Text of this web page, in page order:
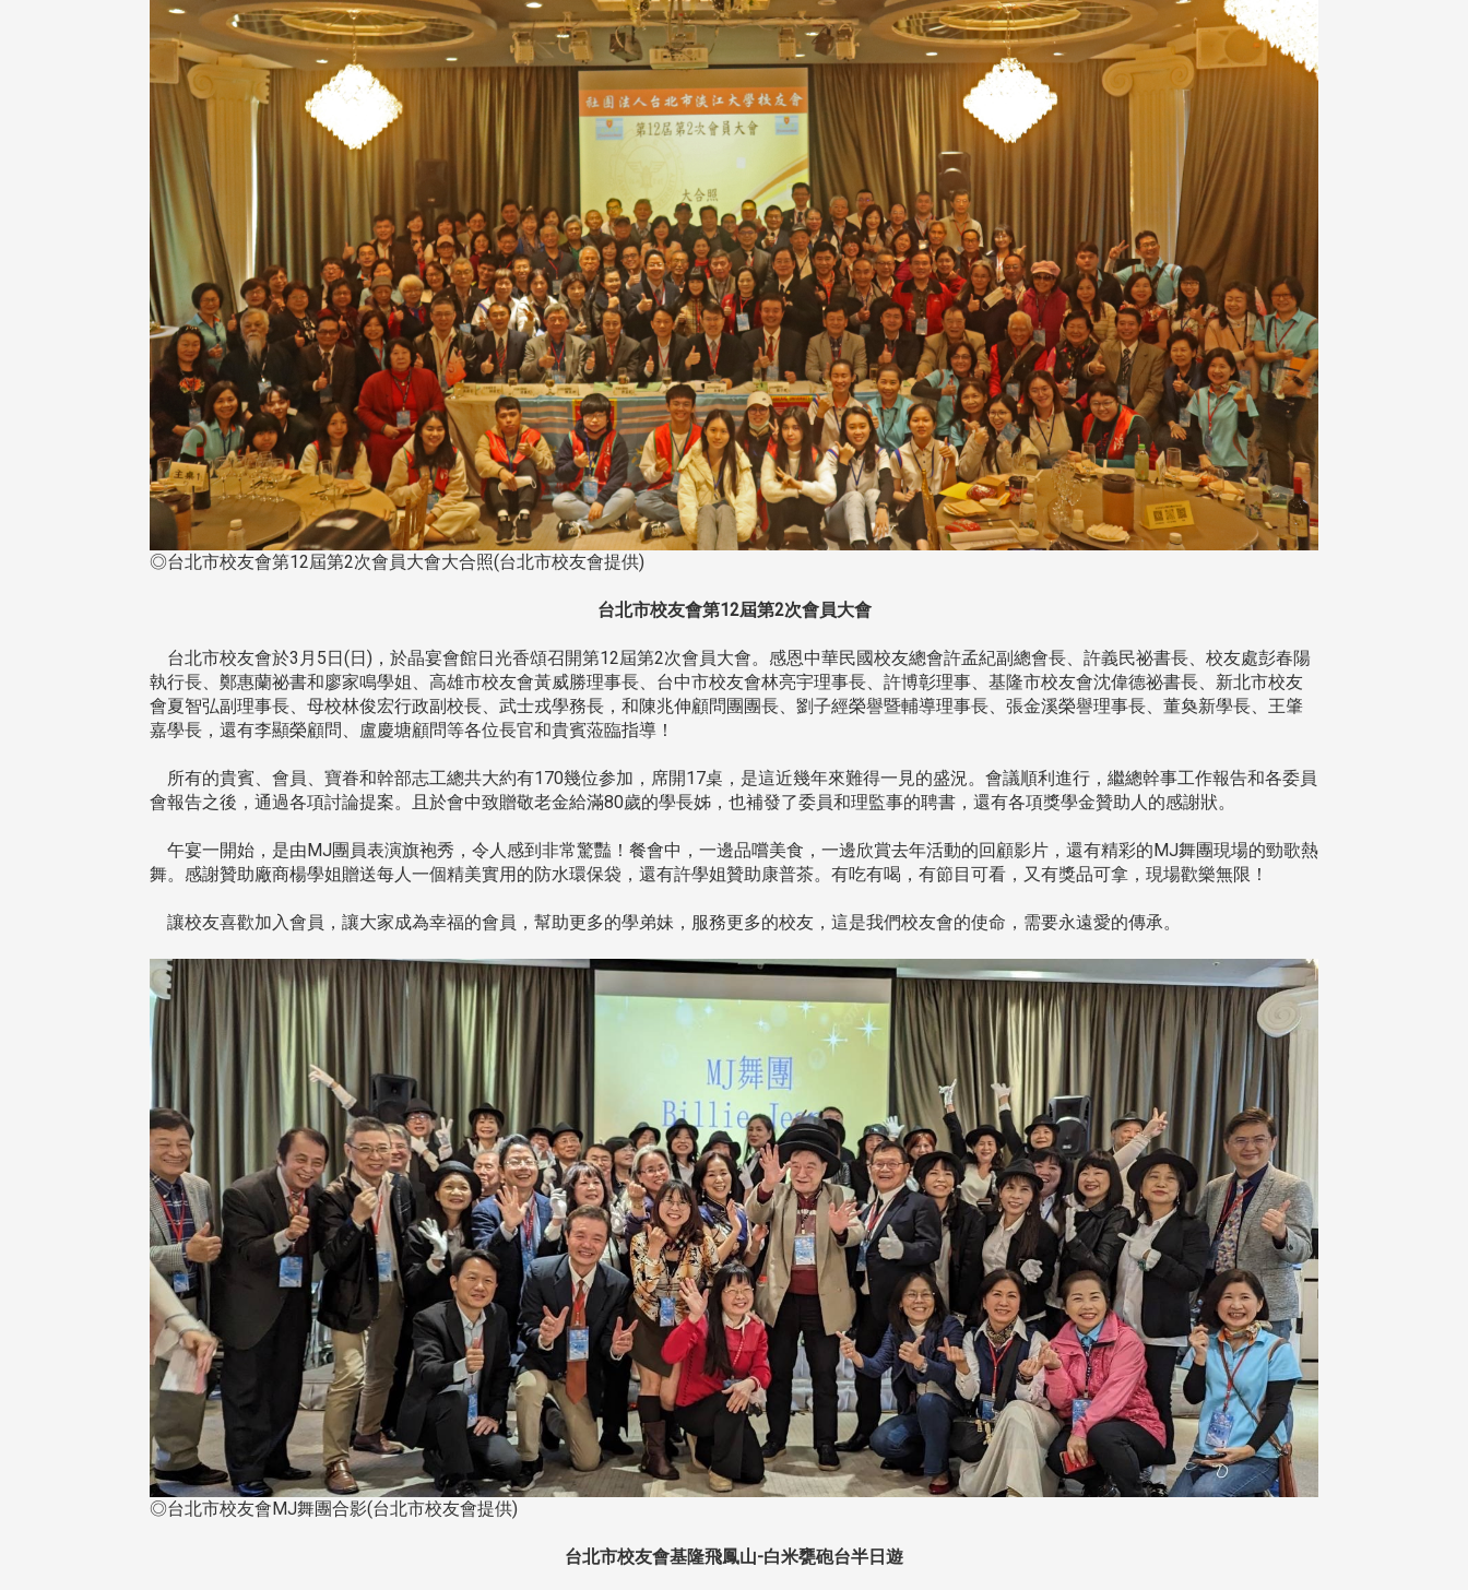
◎台北市校友會第12屆第2次會員大會大合照(台北市校友會提供)
台北市校友會第12屆第2次會員大會
台北市校友會於3月5日(日)，於晶宴會館日光香頌召開第12屆第2次會員大會。感恩中華民國校友總會許孟紀副總會長、許義民祕書長、校友處彭春陽
執行長、鄭惠蘭祕書和廖家鳴學姐、高雄市校友會黃威勝理事長、台中市校友會林亮宇理事長、許博彰理事、基隆市校友會沈偉德祕書長、新北市校友
會夏智弘副理事長、母校林俊宏行政副校長、武士戎學務長，和陳兆伸顧問團團長、劉子經榮譽暨輔導理事長、張金溪榮譽理事長、董奐新學長、王肇
嘉學長，還有李顯榮顧問、盧慶塘顧問等各位長官和貴賓蒞臨指導！
所有的貴賓、會員、寶眷和幹部志工總共大約有170幾位参加，席開17桌，是這近幾年來難得一見的盛況。會議順利進行，繼總幹事工作報告和各委員
會報告之後，通過各項討論提案。且於會中致贈敬老金給滿80歲的學長姊，也補發了委員和理監事的聘書，還有各項獎學金贊助人的感謝狀。
午宴一開始，是由MJ團員表演旗袍秀，令人感到非常驚豔！餐會中，一邊品嚐美食，一邊欣賞去年活動的回顧影片，還有精彩的MJ舞團現場的勁歌熱
舞。感謝贊助廠商楊學姐贈送每人一個精美實用的防水環保袋，還有許學姐贊助康普茶。有吃有喝，有節目可看，又有獎品可拿，現場歡樂無限！
讓校友喜歡加入會員，讓大家成為幸福的會員，幫助更多的學弟妹，服務更多的校友，這是我們校友會的使命，需要永遠愛的傳承。
◎台北市校友會MJ舞團合影(台北市校友會提供)
台北市校友會基隆飛鳳山-白米甕砲台半日遊